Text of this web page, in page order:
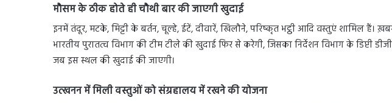
मौसम के ठीक होते ही चौथी बार की जाएगी खुदाई
इनमें तंदूर, मटके, मिट्टी के बर्तन, चूल्हे, ईटें, दीवारें, खिलौने, परिष्कृत भट्ठी आदि वस्तुएं शामिल हैं।
भारतीय पुरातत्व विभाग की टीम टीले की खुदाई फिर से करेगी, जिसका निर्देशन विभाग के डिप्टी
जब इस स्थल की खुदाई की जाएगी।
उत्खनन में मिली वस्तुओं को संग्रहालय में रखने की योजना